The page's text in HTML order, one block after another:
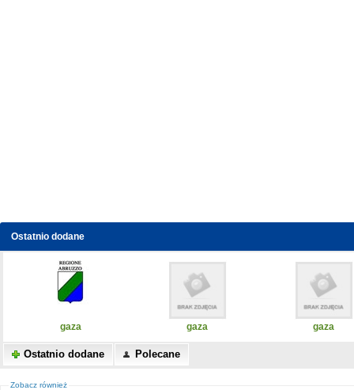
Ostatnio dodane
gaza gaza gaza
Ostatnio dodane Polecane
Zobacz również